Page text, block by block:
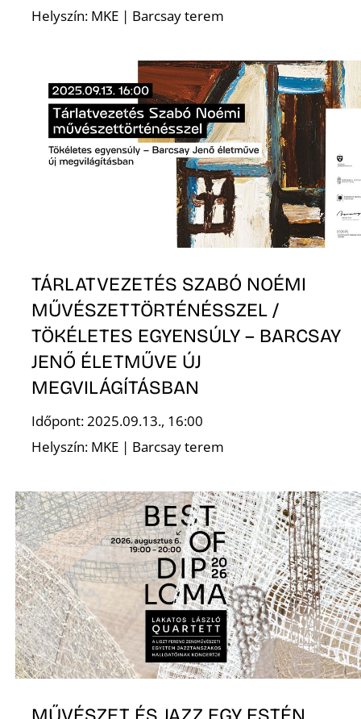
Helyszín: MKE | Barcsay terem
TÁRLATVEZETÉS SZABÓ NOÉMI
MŰVÉSZETTÖRTÉNÉSSZEL /
TÖKÉLETES EGYENSÚLY – BARCSAY
JENŐ ÉLETMŰVE ÚJ
MEGVILÁGÍTÁSBAN
Időpont: 2025.09.13., 16:00
Helyszín: MKE | Barcsay terem